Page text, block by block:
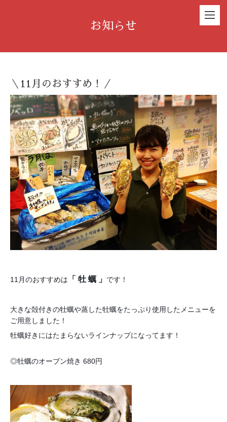
お知らせ
＼11月のおすすめ！／
11月のおすすめは 「 牡 蠣 」 です！
大きな殻付きの牡蠣や蒸した牡蠣をたっぷり使用したメニューを
ご用意しました！
牡蠣好きにはたまらないラインナップになってます！
◎牡蠣のオーブン焼き 680円